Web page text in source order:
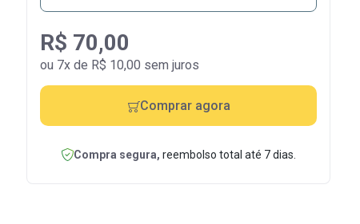
R$ 70,00
ou 7x de R$ 10,00 sem juros
Comprar agora
Compra segura, reembolso total até 7 dias.